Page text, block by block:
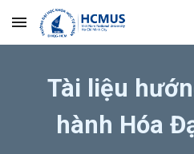
Skip to main content
Tài liệu
hành Hóa